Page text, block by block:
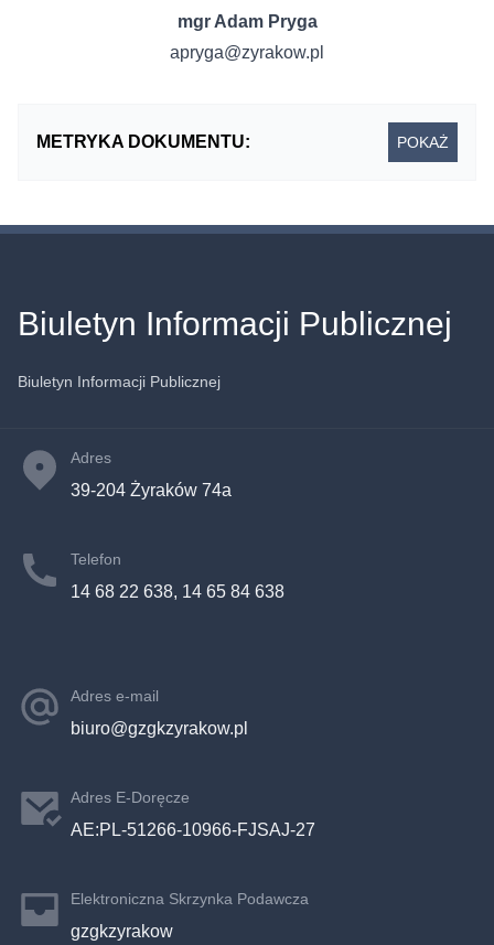
mgr Adam Pryga
apryga@zyrakow.pl
METRYKA DOKUMENTU: POKAŻ
Biuletyn Informacji Publicznej
Biuletyn Informacji Publicznej
Adres
39-204 Żyraków 74a
Telefon
14 68 22 638, 14 65 84 638
Adres e-mail
biuro@gzgkzyrakow.pl
Adres E-Doręcze
AE:PL-51266-10966-FJSAJ-27
Elektroniczna Skrzynka Podawcza
gzgkzyrakow